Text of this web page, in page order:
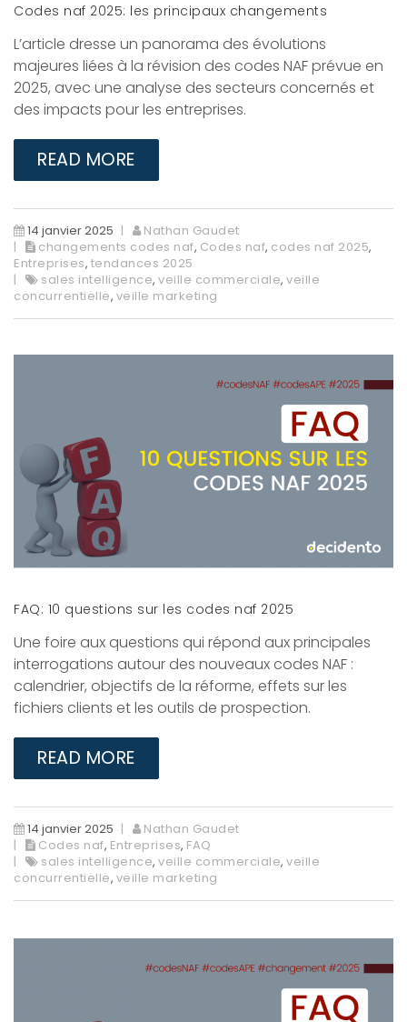
Codes naf 2025: les principaux changements
L’article dresse un panorama des évolutions
majeures liées à la révision des codes NAF prévue en
2025, avec une analyse des secteurs concernés et
des impacts pour les entreprises.
READ MORE
14 janvier 2025
Nathan Gaudet
changements codes naf, Codes naf, codes naf 2025,
Entreprises, tendances 2025
sales intelligence, veille commerciale, veille
concurrentielle, veille marketing
FAQ: 10 questions sur les codes naf 2025
Une foire aux questions qui répond aux principales
interrogations autour des nouveaux codes NAF :
calendrier, objectifs de la réforme, effets sur les
fichiers clients et les outils de prospection.
READ MORE
14 janvier 2025
Nathan Gaudet
Codes naf, Entreprises, FAQ
sales intelligence, veille commerciale, veille
concurrentielle, veille marketing